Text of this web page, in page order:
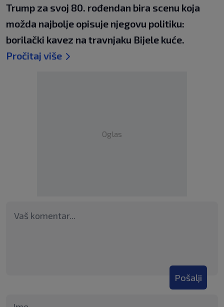
Trump za svoj 80. rođendan bira scenu koja
možda najbolje opisuje njegovu politiku:
borilački kavez na travnjaku Bijele kuće.
Pročitaj više
Oglas
Pošalji